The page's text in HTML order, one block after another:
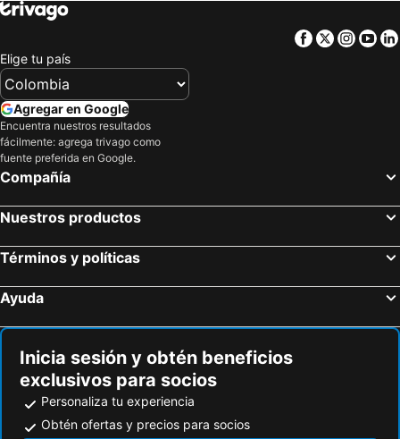
Hoteles en Portugal
Facebook
Twitter
Elige tu país
Agregar en Google
Encuentra nuestros resultados
fácilmente: agrega trivago como
fuente preferida en Google.
Compañía
Nuestros productos
Términos y políticas
Ayuda
Inicia sesión y obtén beneficios
exclusivos para socios
Personaliza tu experiencia
Obtén ofertas y precios para socios